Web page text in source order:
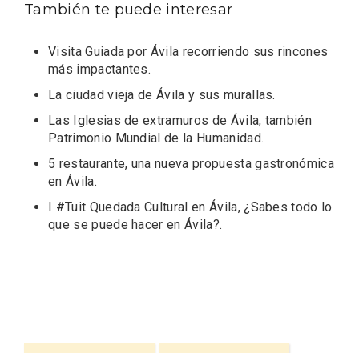
También te puede interesar
Visita Guiada por Ávila recorriendo sus rincones
más impactantes.
La ciudad vieja de Ávila y sus murallas.
Las Iglesias de extramuros de Ávila, también
Patrimonio Mundial de la Humanidad.
5 restaurante, una nueva propuesta gastronómica
en Ávila.
I #Tuit Quedada Cultural en Ávila, ¿Sabes todo lo
que se puede hacer en Ávila?.
Disfrutar de la Semana Santa en Rueda